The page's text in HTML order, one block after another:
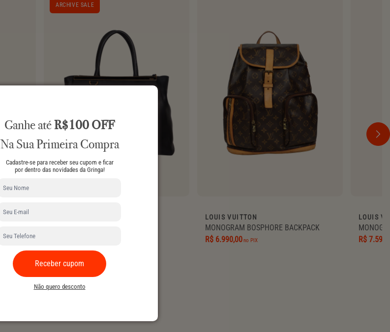
ARCHIVE SALE
+10% OFF NO CHECKOUT
LOUIS VUITTON
MONOGRAM BOSPHORE BACKPACK
R$ 6.990,00no PIX
LOUIS
R$
Ganhe atéR$100 OFF
Na Sua Primeira Compra
Cadastre-se para receber seu cupom e ficar
por dentro das novidades da Gringa!
Receber cupom
Não quero desconto